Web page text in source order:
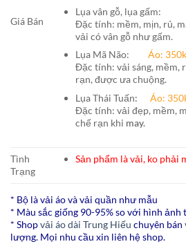
Giá Bán
Lụa vân gỗ, lụa gấm:
Đặc tính: mềm, mịn, rủ,
vải có vân gỗ như gấm.
Lụa Mã Não: Áo: 350k
Đặc tính: vải sáng, mềm,
rạn, được ưa chuộng.
Lụa Thái Tuấn: Áo:
Đặc tính: vải đẹp, mềm,
chế rạn khi may.
Tình
Trạng
Sản phẩm là vải, ko phải
* Bộ là vải áo và vải quần như mẫu
* Màu sắc giống 90-95% so với hình
* Shopvải áo dài Trung Hiếu chuyên bán
lượng. Mọi nhu cầu xin liên hệ shop.